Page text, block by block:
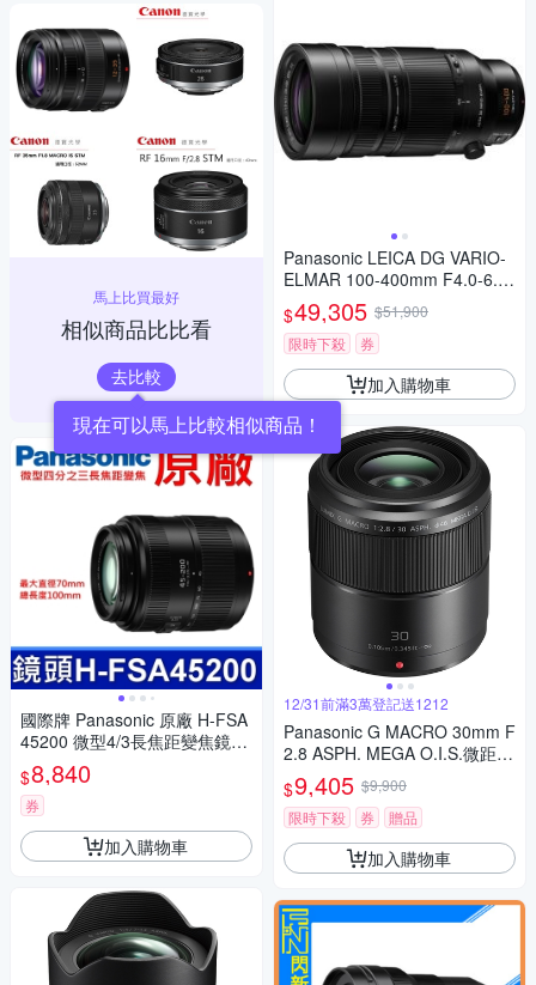
馬上比買最好
相似商品比比看
去比較
現在可以馬上比較相似商品！
國際牌 Panasonic 原廠 H-FSA
45200 微型4/3長焦距變焦鏡頭
LUMIX G X VARIO 45-200mm
單眼鏡頭 相機
$8,840
券
加入購物車
Panasonic LEICA DG VARIO-
ELMAR 100-400mm F4.0-6.3
II ASPH.POWER O.I.S. 超長焦
變焦鏡頭 公司貨 H-RSA10040
0G
$49,305 $51,900
限時下殺
券
加入購物車
12/31前滿3萬登記送1212
Panasonic G MACRO 30mm F
2.8 ASPH. MEGA O.I.S.微距鏡
頭 公司貨
$9,405 $9,900
限時下殺
券 贈品
加入購物車